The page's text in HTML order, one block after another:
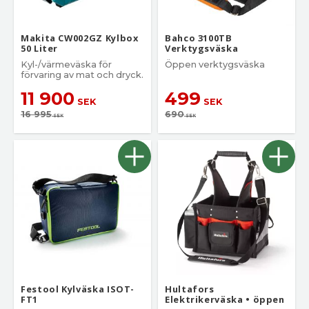
Makita CW002GZ Kylbox
50 Liter
Kyl-/värmeväska för
förvaring av mat och dryck.
11 900 SEK
16 995SEK
Bahco 3100TB
Verktygsväska
Öppen verktygsväska
499 SEK
690SEK
Festool Kylväska ISOT-
FT1
Hultafors
Elektrikerväska • öppen